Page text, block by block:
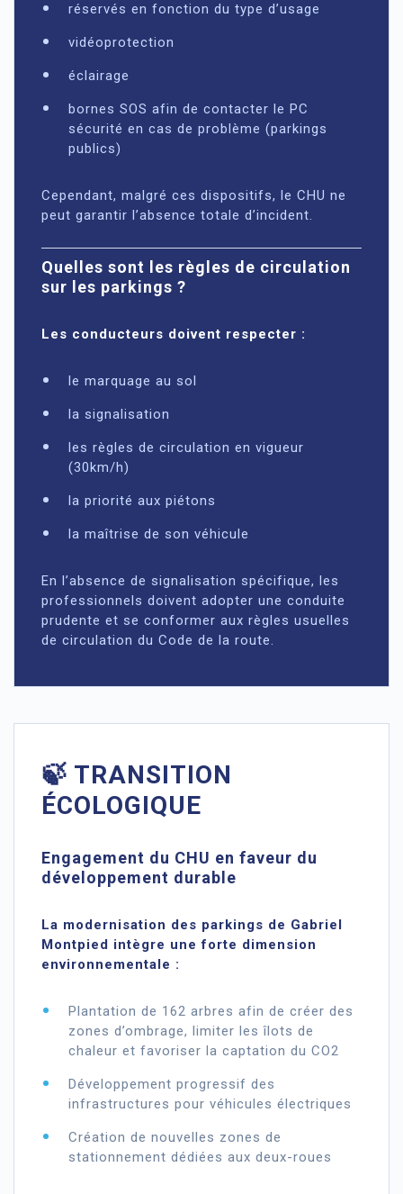
réservés en fonction du type d’usage
vidéoprotection
éclairage
bornes SOS afin de contacter le PC
sécurité en cas de problème (parkings
publics)
Cependant, malgré ces dispositifs, le CHU ne
peut garantir l’absence totale d’incident.
Quelles sont les règles de circulation
sur les parkings ?
Les conducteurs doivent respecter :
le marquage au sol
la signalisation
les règles de circulation en vigueur
(30km/h)
la priorité aux piétons
la maîtrise de son véhicule
En l’absence de signalisation spécifique, les
professionnels doivent adopter une conduite
prudente et se conformer aux règles usuelles
de circulation du Code de la route.
🍃 TRANSITION
ÉCOLOGIQUE
Engagement du CHU en faveur du
développement durable
La modernisation des parkings de Gabriel
Montpied intègre une forte dimension
environnementale :
Plantation de 162 arbres afin de créer des
zones d’ombrage, limiter les îlots de
chaleur et favoriser la captation du CO2
Développement progressif des
infrastructures pour véhicules électriques
Création de nouvelles zones de
stationnement dédiées aux deux-roues